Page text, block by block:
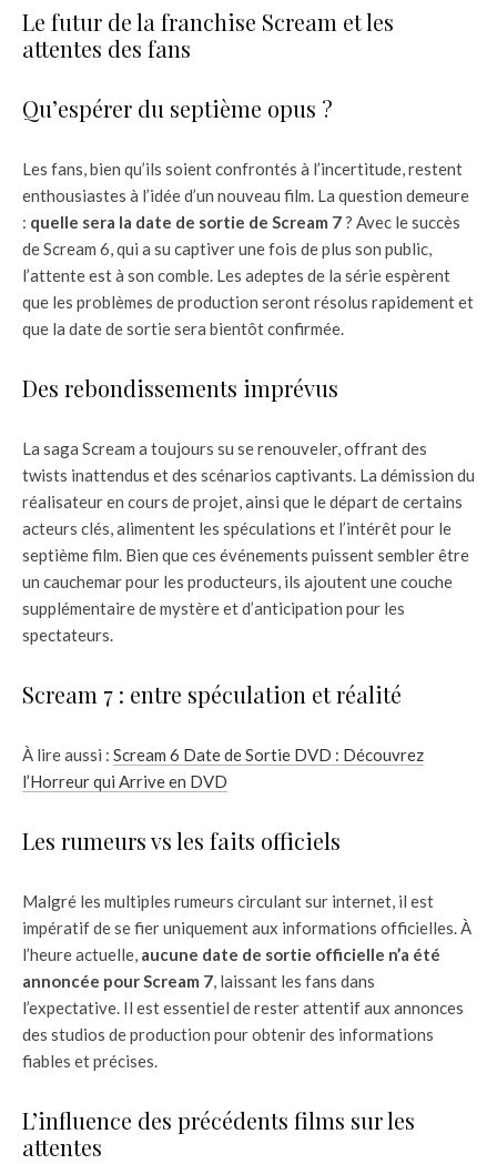
Le futur de la franchise Scream et les
attentes des fans
Qu’espérer du septième opus ?
Les fans, bien qu’ils soient confrontés à l’incertitude, restent
enthousiastes à l’idée d’un nouveau film. La question demeure
: quelle sera la date de sortie de Scream 7? Avec le succès
de Scream 6, qui a su captiver une fois de plus son public,
l’attente est à son comble. Les adeptes de la série espèrent
que les problèmes de production seront résolus rapidement et
que la date de sortie sera bientôt confirmée.
Des rebondissements imprévus
La saga Scream a toujours su se renouveler, offrant des
twists inattendus et des scénarios captivants. La démission du
réalisateur en cours de projet, ainsi que le départ de certains
acteurs clés, alimentent les spéculations et l’intérêt pour le
septième film. Bien que ces événements puissent sembler être
un cauchemar pour les producteurs, ils ajoutent une couche
supplémentaire de mystère et d’anticipation pour les
spectateurs.
Scream 7 : entre spéculation et réalité
À lire aussi : Scream 6 Date de Sortie DVD : Découvrez
l’Horreur qui Arrive en DVD
Les rumeurs vs les faits officiels
Malgré les multiples rumeurs circulant sur internet, il est
impératif de se fier uniquement aux informations officielles. À
l’heure actuelle, aucune date de sortie officielle n’a été
annoncée pour Scream 7, laissant les fans dans
l’expectative. Il est essentiel de rester attentif aux annonces
des studios de production pour obtenir des informations
fiables et précises.
L’influence des précédents films sur les
attentes